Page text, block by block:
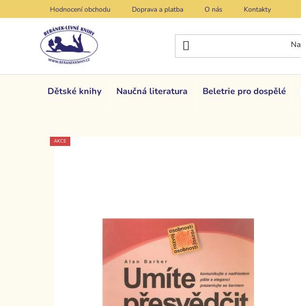
na
Hodnocení obchodu Doprava a platba O nás Kontakty
Dětské knihy Naučná literatura Beletrie pro dospělé
AKCE